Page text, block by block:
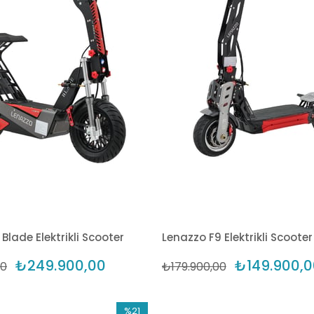
Elektrikli Scooter
₺249.900,00
Lenazzo F9 Elektrikli Scooter
₺179.900,00
%21